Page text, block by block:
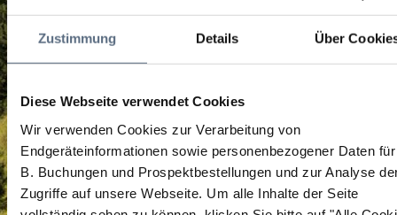
Zustimmung Details Über
Diese Webseite verwendet Cookies
Wir verwenden Cookies zur Verarbeitung von
Endgeräteinformationen sowie personenbezogener Daten
B. Buchungen und Prospektbestellungen und zur Analyse
Zugriffe auf unsere Webseite. Um alle Inhalte der Seite